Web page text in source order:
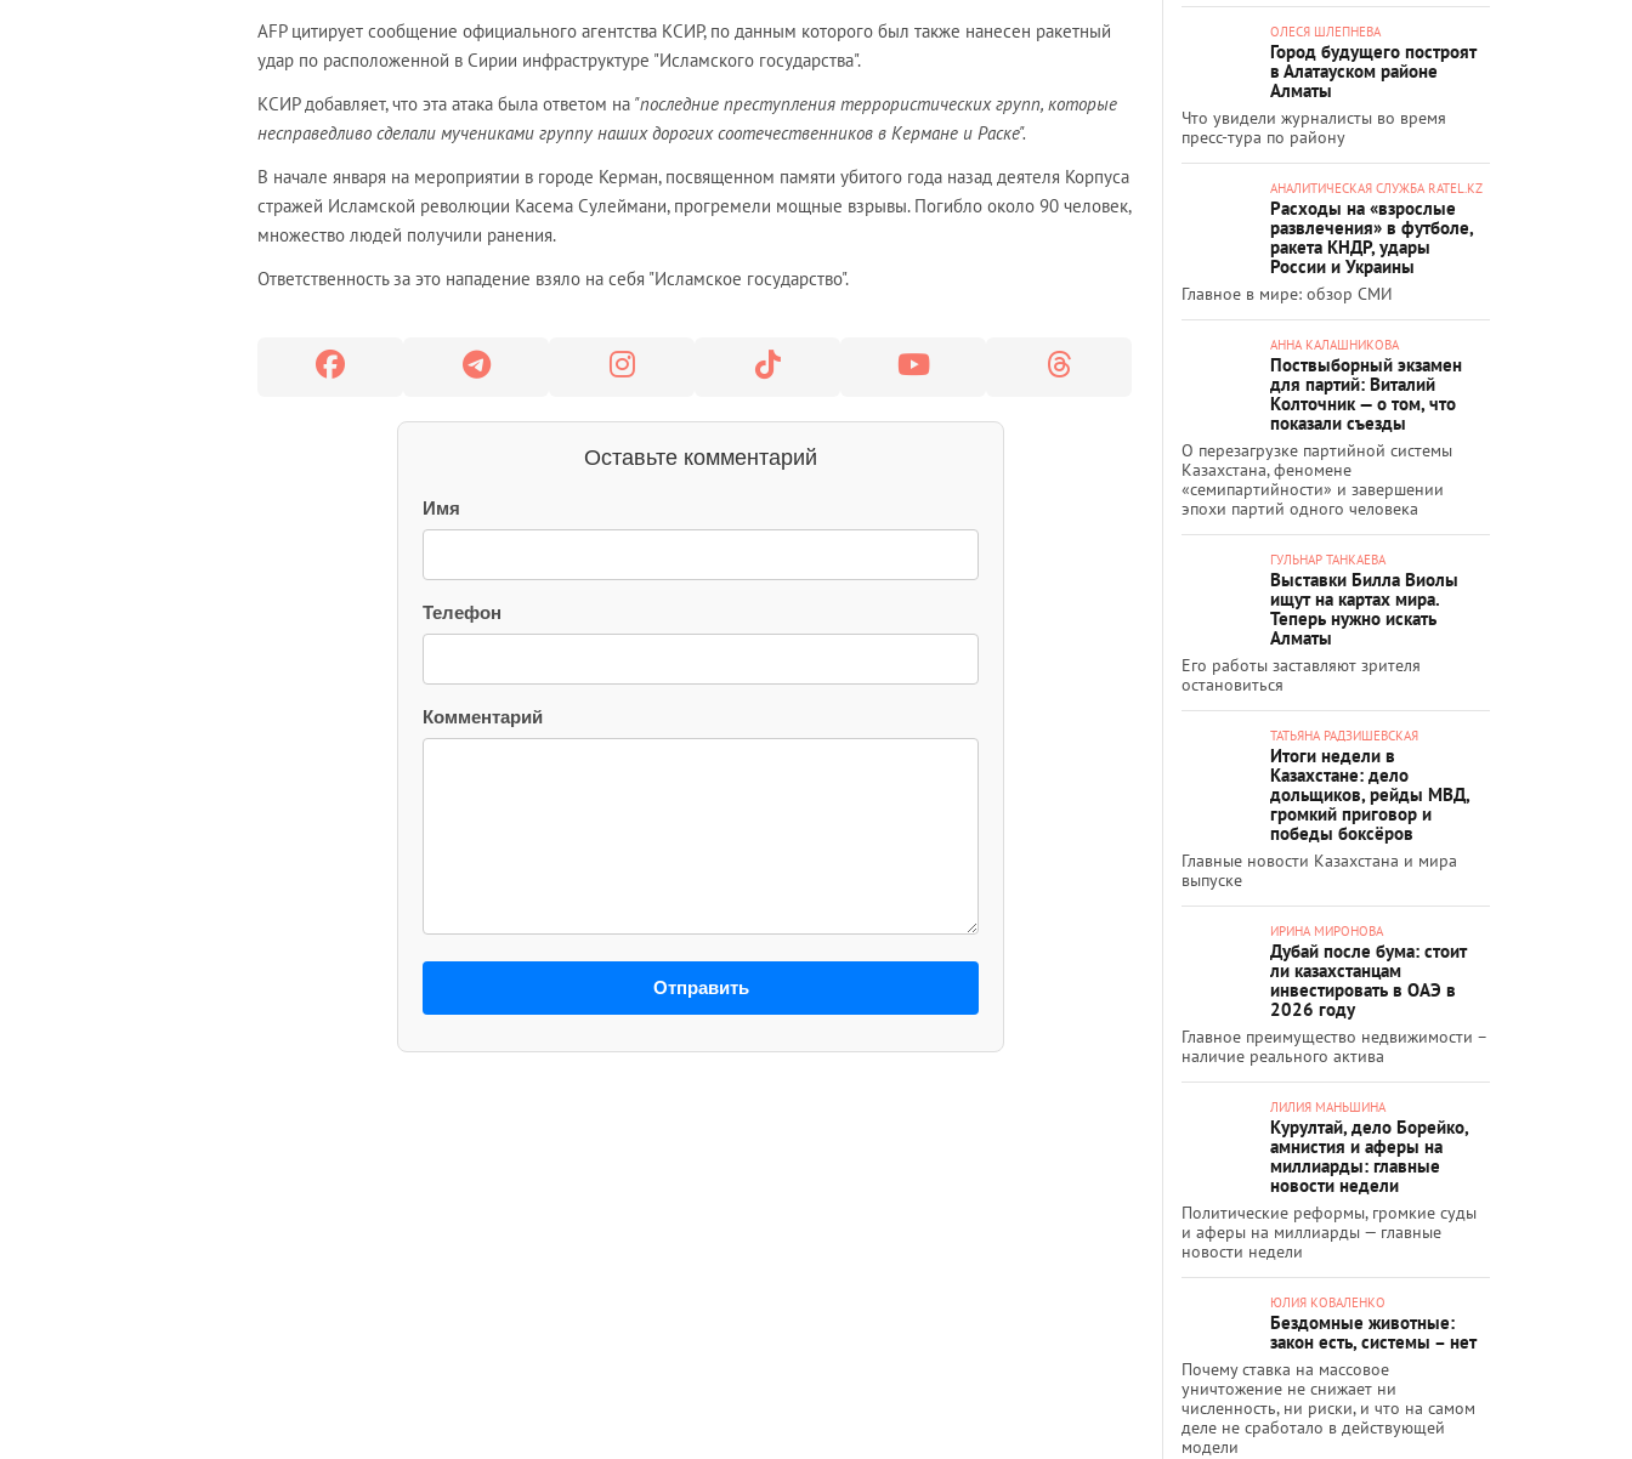
AFP цитирует сообщение официального агентства КСИР, по данным которого был также нанесен ракетный
удар по расположенной в Сирии инфраструктуре "Исламского государства".
КСИР добавляет, что эта атака была ответом на "последние преступления террористических групп, которые
несправедливо сделали мучениками группу наших дорогих соотечественников в Кермане и Раске".
В начале января на мероприятии в городе Керман, посвященном памяти убитого года назад деятеля Корпуса
стражей Исламской революции Касема Сулеймани, прогремели мощные взрывы. Погибло около 90 человек,
множество людей получили ранения.
Ответственность за это нападение взяло на себя "Исламское государство".
Оставьте комментарий
Имя
Телефон
Комментарий
Отправить
ОЛЕСЯ ШЛЕПНЕВА
Город будущего построят
в Алатауском районе
Алматы
Что увидели журналисты во время
пресс-тура по району
АНАЛИТИЧЕСКАЯ СЛУЖБА RATEL.KZ
Расходы на «взрослые
развлечения» в футболе,
ракета КНДР, удары
России и Украины
Главное в мире: обзор СМИ
АННА КАЛАШНИКОВА
Поствыборный экзамен
для партий: Виталий
Колточник — о том, что
показали съезды
О перезагрузке партийной системы
Казахстана, феномене
«семипартийности» и завершении
эпохи партий одного человека
ГУЛЬНАР ТАНКАЕВА
Выставки Билла Виолы
ищут на картах мира.
Теперь нужно искать
Алматы
Его работы заставляют зрителя
остановиться
ТАТЬЯНА РАДЗИШЕВСКАЯ
Итоги недели в
Казахстане: дело
дольщиков, рейды МВД,
громкий приговор и
победы боксёров
Главные новости Казахстана и мира
выпуске
ИРИНА МИРОНОВА
Дубай после бума: стоит
ли казахстанцам
инвестировать в ОАЭ в
2026 году
Главное преимущество недвижимости –
наличие реального актива
ЛИЛИЯ МАНЬШИНА
Курултай, дело Борейко,
амнистия и аферы на
миллиарды: главные
новости недели
Политические реформы, громкие суды
и аферы на миллиарды — главные
новости недели
ЮЛИЯ КОВАЛЕНКО
Бездомные животные:
закон есть, системы – нет
Почему ставка на массовое
уничтожение не снижает ни
численность, ни риски, и что на самом
деле не сработало в действующей
модели